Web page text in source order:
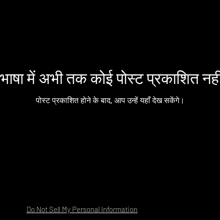
में अभी तक कोई पोस्ट प्रकाशित
पोस्ट प्रकाशित होने के बाद, आप उन्हें यहाँ देख सकेंगे।
Do Not Sell My Personal Information